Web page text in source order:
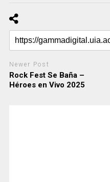
Newer Post
Rock Fest Se Baña –
Héroes en Vivo 2025